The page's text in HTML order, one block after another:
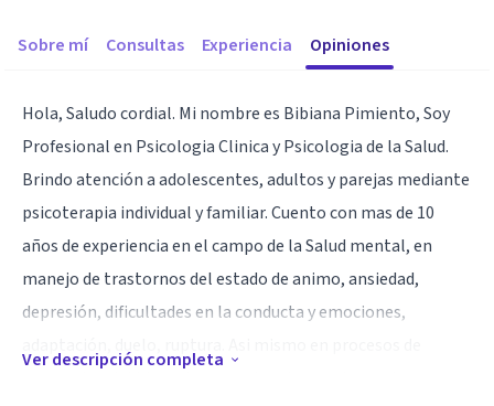
Sobre mí Consultas Experiencia Opiniones
Hola, Saludo cordial. Mi nombre es Bibiana Pimiento, Soy
Profesional en Psicologia Clinica y Psicologia de la Salud.
Brindo atención a adolescentes, adultos y parejas mediante
psicoterapia individual y familiar. Cuento con mas de 10
años de experiencia en el campo de la Salud mental, en
manejo de trastornos del estado de animo, ansiedad,
depresión, dificultades en la conducta y emociones,
Ver descripción completa